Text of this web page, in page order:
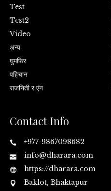
Test
Test2
Video
अन्य
घुमफिर
पहिचान
राजनिती र एंन
Contact Info
+977-9867098682
info@dharara.com
https://dharara.com
Baklot, Bhaktapur